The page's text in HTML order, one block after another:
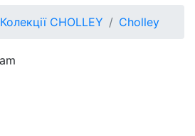
Колекції CHOLLEY Cholley